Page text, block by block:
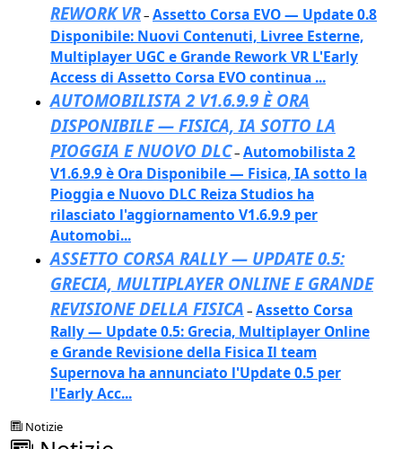
REWORK VR– Assetto Corsa EVO — Update 0.8
Disponibile: Nuovi Contenuti, Livree Esterne,
Multiplayer UGC e Grande Rework VR L'Early
Access di Assetto Corsa EVO continua ...
AUTOMOBILISTA 2 V1.6.9.9 È ORA
DISPONIBILE — FISICA, IA SOTTO LA
PIOGGIA E NUOVO DLC– Automobilista 2
V1.6.9.9 è Ora Disponibile — Fisica, IA sotto la
Pioggia e Nuovo DLC Reiza Studios ha
rilasciato l'aggiornamento V1.6.9.9 per
Automobi...
ASSETTO CORSA RALLY — UPDATE 0.5:
GRECIA, MULTIPLAYER ONLINE E GRANDE
REVISIONE DELLA FISICA – Assetto Corsa
Rally — Update 0.5: Grecia, Multiplayer Online
e Grande Revisione della Fisica Il team
Supernova ha annunciato l'Update 0.5 per
l'Early Acc...
Notizie